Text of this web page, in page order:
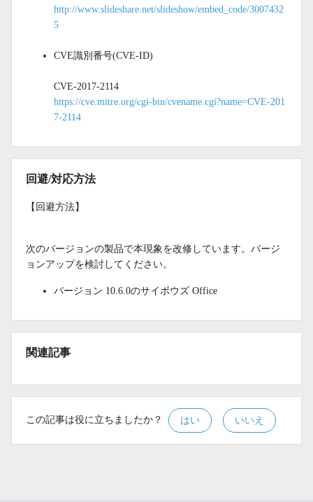
http://www.slideshare.net/slideshow/embed_code/3007432
5
CVE識別番号(CVE-ID)
CVE-2017-2114
https://cve.mitre.org/cgi-bin/cvename.cgi?name=CVE-201
7-2114
回避/対応方法
【回避方法】
次のバージョンの製品で本現象を改修しています。バージ
ョンアップを検討してください。
バージョン 10.6.0のサイボウズ Office
関連記事
この記事は役に立ちましたか？ はい いいえ